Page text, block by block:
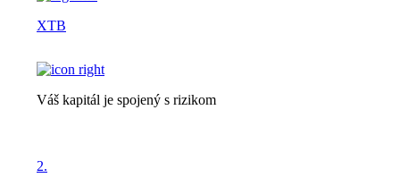
XTB
Váš kapitál je spojený s rizikom
2.